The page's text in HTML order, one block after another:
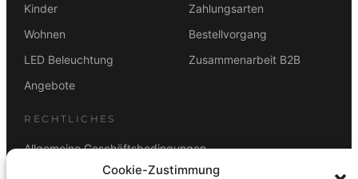
Cookie-Zustimmung
Kinder
Wohnen
LED Beleuchtung
Angebote
Zahlungsarten
Bestellvorgang
Zusammenarbeit B2B
RECHTLICHES
Allgemeine Geschäftsbedingungen